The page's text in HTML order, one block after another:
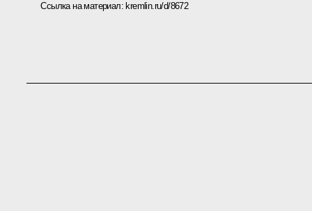
Ссылка на материал: kremlin.ru/d/8672